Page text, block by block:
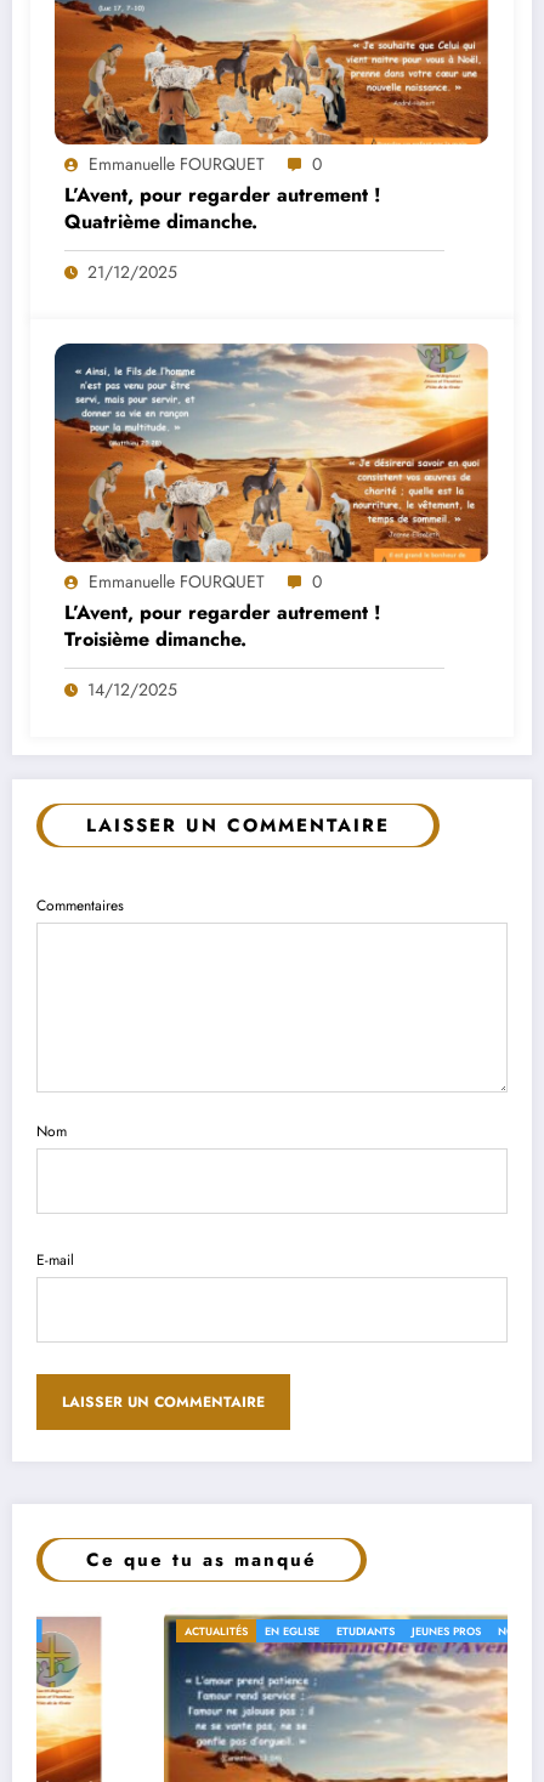
Emmanuelle FOURQUET 0
L’Avent, pour regarder autrement !
Quatrième dimanche.
21/12/2025
Emmanuelle FOURQUET 0
L’Avent, pour regarder autrement !
Troisième dimanche.
14/12/2025
LAISSER UN COMMENTAIRE
Commentaires
Nom
E-mail
Ce que tu as manqué
EN EGLISE ETUDIANTS JEUNES PROS NON CLASSÉ